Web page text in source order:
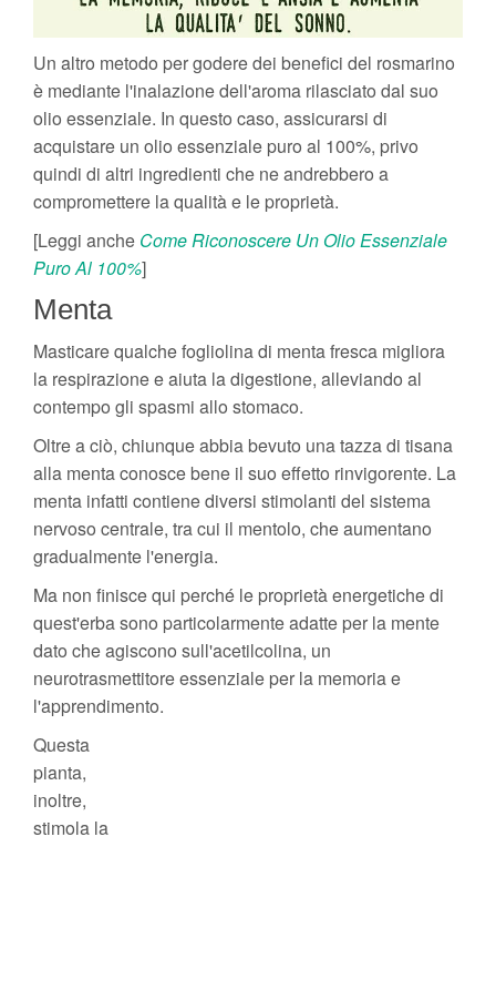
Un altro metodo per godere dei benefici del rosmarino
è mediante l'inalazione dell'aroma rilasciato dal suo
olio essenziale. In questo caso, assicurarsi di
acquistare un olio essenziale puro al 100%, privo
quindi di altri ingredienti che ne andrebbero a
compromettere la qualità e le proprietà.
[Leggi anche Come Riconoscere Un Olio Essenziale
Puro Al 100%]
Menta
Masticare qualche fogliolina di menta fresca migliora
la respirazione e aiuta la digestione, alleviando al
contempo gli spasmi allo stomaco.
Oltre a ciò, chiunque abbia bevuto una tazza di tisana
alla menta conosce bene il suo effetto rinvigorente. La
menta infatti contiene diversi stimolanti del sistema
nervoso centrale, tra cui il mentolo, che aumentano
gradualmente l'energia.
Ma non finisce qui perché le proprietà energetiche di
quest'erba sono particolarmente adatte per la mente
dato che agiscono sull'acetilcolina, un
neurotrasmettitore essenziale per la memoria e
l'apprendimento.
Questa
pianta,
inoltre,
stimola la